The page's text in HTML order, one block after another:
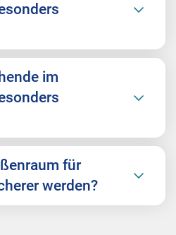
im
für
werden?